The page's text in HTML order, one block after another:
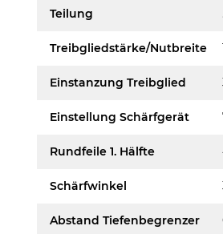
Teilung
Treibgliedstärke/Nutbreite
Einstanzung Treibglied
Einstellung Schärfgerät
Rundfeile 1. Hälfte
Schärfwinkel
Abstand Tiefenbegrenzer